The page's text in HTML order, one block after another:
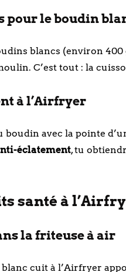
pour le boudin
blancs (environ 400
C’est tout : la
à l’Airfryer
boudin avec la pointe
éclatement, tu
santé à
la friteuse à air
cuit à l’Airfryer